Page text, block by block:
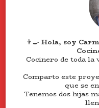
👨‍🍳 Hola, soy
Cocinero de toda la
Comparto este
que se
Tenemos dos hijas